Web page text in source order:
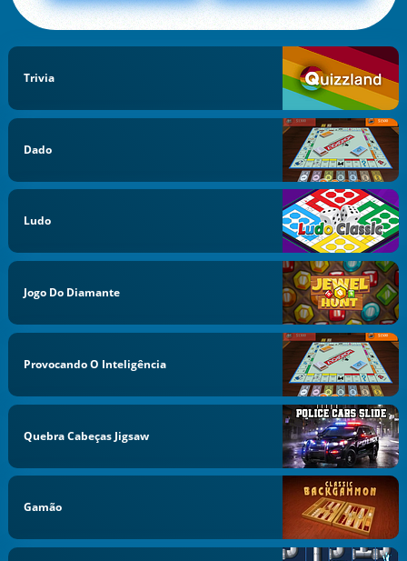
Trivia
Dado
Ludo
Jogo Do Diamante
Provocando O Inteligência
Quebra Cabeças Jigsaw
Gamão